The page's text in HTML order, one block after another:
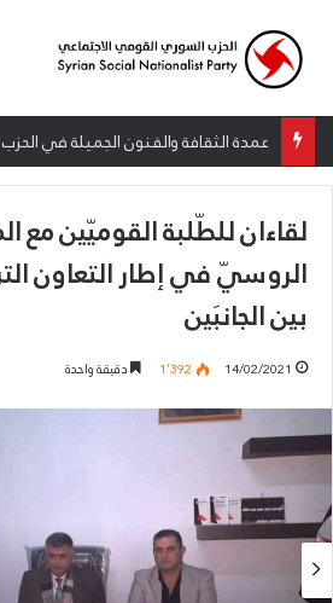
لقاءان للطّلبة القوميّين مع
الروسيّ في إطار التعاون
بين الجانبَين
14/02/2021 1٬392 دقيقة واحدة